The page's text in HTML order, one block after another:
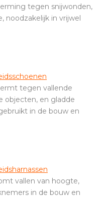
tegen snijwonden,
noodzakelijk in vrijwel
tegen vallende
objecten, en gladde
in de bouw en
vallen van hoogte,
in de bouw en